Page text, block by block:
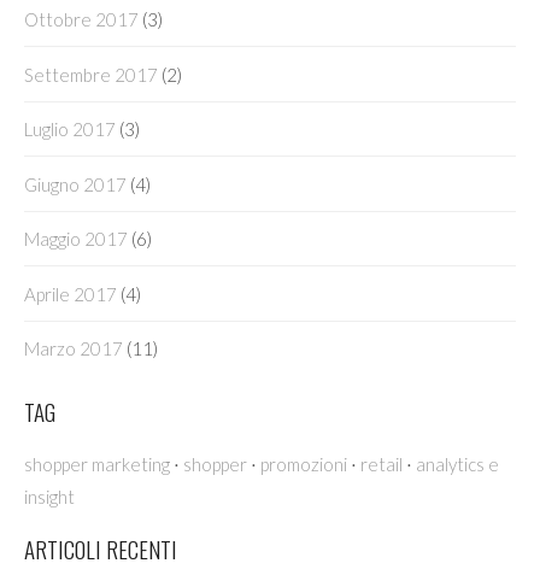
Ottobre 2017 (3)
Settembre 2017 (2)
Luglio 2017 (3)
Giugno 2017 (4)
Maggio 2017 (6)
Aprile 2017 (4)
Marzo 2017 (11)
TAG
shopper marketing · shopper · promozioni · retail · analytics e
insight
ARTICOLI RECENTI